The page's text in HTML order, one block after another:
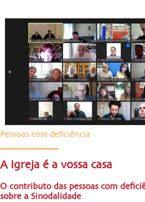
Pessoas com deficiência
A Igreja é a vossa casa
O contributo das pessoas com
sobre a Sinodalidade